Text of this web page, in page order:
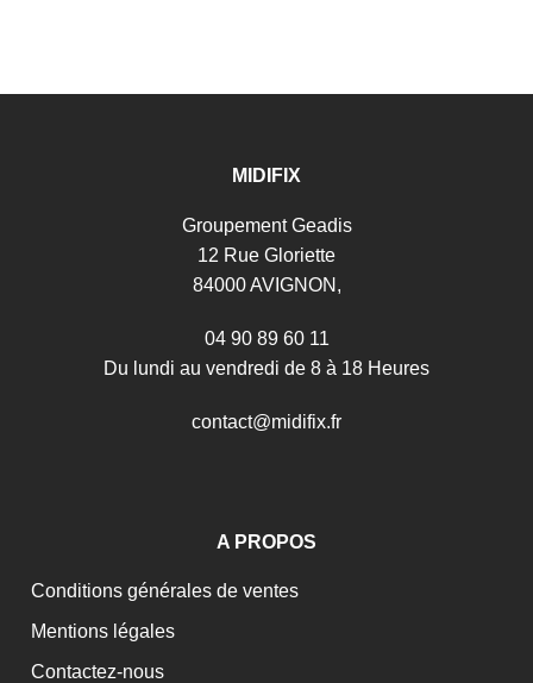
MIDIFIX
Groupement Geadis
12 Rue Gloriette
84000 AVIGNON,
04 90 89 60 11
Du lundi au vendredi de 8 à 18 Heures
contact@midifix.fr
A PROPOS
Conditions générales de ventes
Mentions légales
Contactez-nous